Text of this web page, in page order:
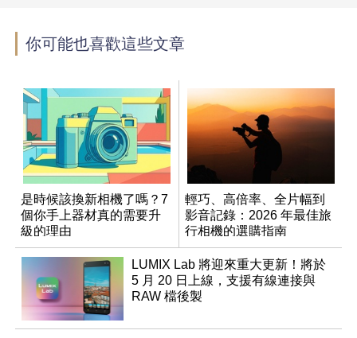
你可能也喜歡這些文章
是時候該換新相機了嗎？7
個你手上器材真的需要升
級的理由
輕巧、高倍率、全片幅到
影音記錄：2026 年最佳旅
行相機的選購指南
LUMIX Lab 將迎來重大更新！將於
5 月 20 日上線，支援有線連接與
RAW 檔後製